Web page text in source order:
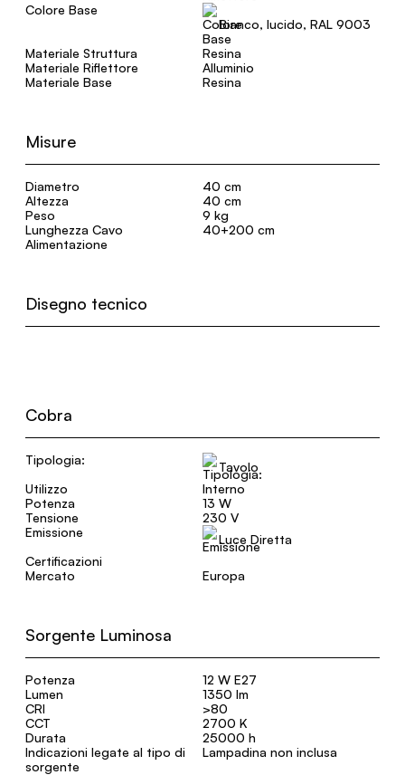
Colore Base
Bianco, lucido, RAL 9003
Materiale Struttura
Resina
Materiale Riflettore
Alluminio
Materiale Base
Resina
Misure
Diametro
40 cm
Altezza
40 cm
Peso
9 kg
Lunghezza Cavo
Alimentazione
40+200 cm
Disegno tecnico
Cobra
Tipologia:
Tavolo
Utilizzo
Interno
Potenza
13 W
Tensione
230 V
Emissione
Luce Diretta
Certificazioni
Mercato
Europa
Sorgente Luminosa
Potenza
12 W E27
Lumen
1350 lm
CRI
>80
CCT
2700 K
Durata
25000 h
Indicazioni legate al tipo di
sorgente
Lampadina non inclusa